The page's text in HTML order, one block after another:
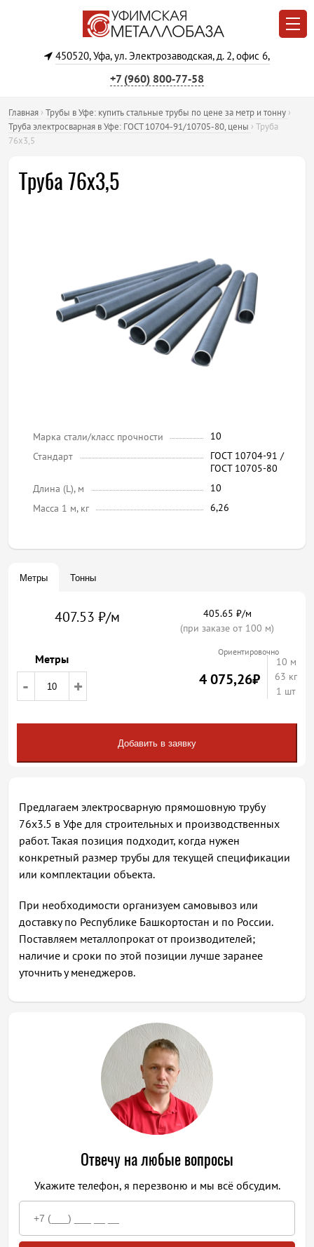
450520, Уфа, ул. Электрозаводская, д. 2, офис 6,
+7 (960) 800‐77‐58
Главная › Трубы в Уфе: купить стальные трубы по цене за метр и тонну ›
Труба электросварная в Уфе: ГОСТ 10704-91/10705-80, цены › Труба
76х3,5
Труба 76х3,5
Марка стали/класс прочности
10
Стандарт
ГОСТ 10704-91 /
ГОСТ 10705-80
Длина (L), м
10
Масса 1 м, кг
6,26
Метры Тонны
407.53 ₽/м
405.65 ₽/м
(при заказе от 100 м)
Метры
- +
Ориентировочно
4 075,26₽
10 м
63 кг
1 шт
Добавить в заявку
Предлагаем электросварную прямошовную трубу
76х3.5 в Уфе для строительных и производственных
работ. Такая позиция подходит, когда нужен
конкретный размер трубы для текущей спецификации
или комплектации объекта.
При необходимости организуем самовывоз или
доставку по Республике Башкортостан и по России.
Поставляем металлопрокат от производителей;
наличие и сроки по этой позиции лучше заранее
уточнить у менеджеров.
Отвечу на любые вопросы
Укажите телефон, я перезвоню и мы всё обсудим.